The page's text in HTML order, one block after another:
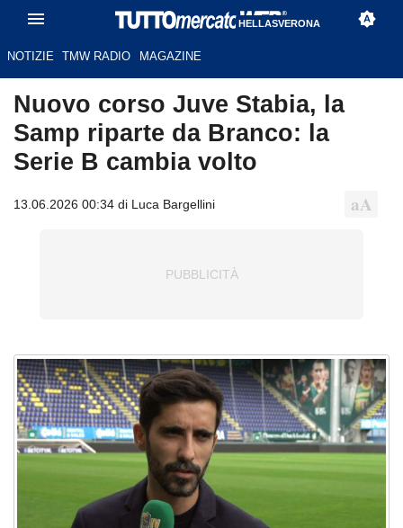
HELLASVERONA
NOTIZIE TMW RADIO MAGAZINE
Nuovo corso Juve Stabia, la
Samp riparte da Branco: la
Serie B cambia volto
13.06.2026 00:34 di Luca Bargellini